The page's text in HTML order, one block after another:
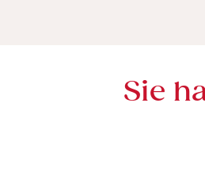
Sie